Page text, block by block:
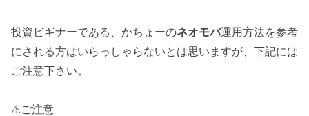
投資ビギナーである、かちょーのネオモバ運用方法を参考
にされる方はいらっしゃらないとは思いますが、下記には
ご注意下さい。
⚠ご注意